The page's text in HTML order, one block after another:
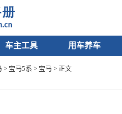
车主工具 用车养车
> 宝马5系 > 宝马 > 正文